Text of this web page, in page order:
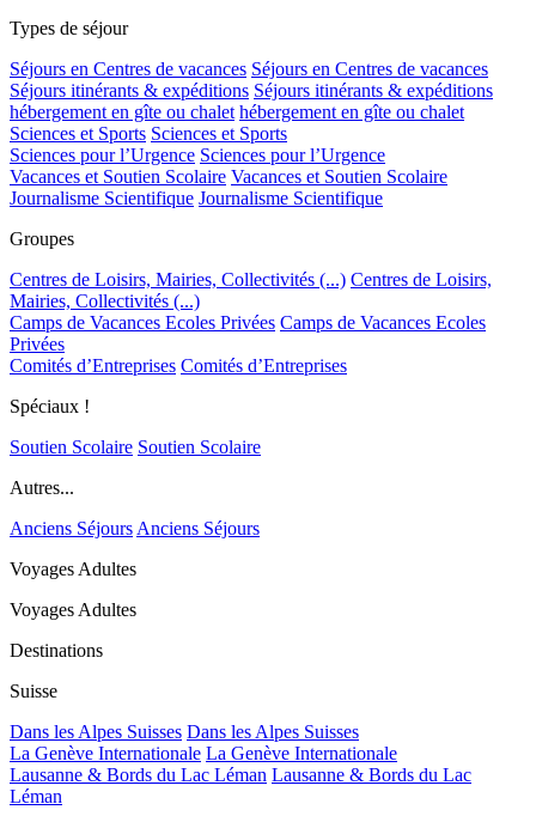
Types de séjour
Séjours en Centres de vacances Séjours en Centres de vacances
Séjours itinérants & expéditions Séjours itinérants & expéditions
hébergement en gîte ou chalet hébergement en gîte ou chalet
Sciences et Sports Sciences et Sports
Sciences pour l’Urgence Sciences pour l’Urgence
Vacances et Soutien Scolaire Vacances et Soutien Scolaire
Journalisme Scientifique Journalisme Scientifique
Groupes
Centres de Loisirs, Mairies, Collectivités (...) Centres de Loisirs,
Mairies, Collectivités (...)
Camps de Vacances Ecoles Privées Camps de Vacances Ecoles
Privées
Comités d’Entreprises Comités d’Entreprises
Spéciaux !
Soutien Scolaire Soutien Scolaire
Autres...
Anciens SéjoursAnciens Séjours
Voyages Adultes
Voyages Adultes
Destinations
Suisse
Dans les Alpes Suisses Dans les Alpes Suisses
La Genève Internationale La Genève Internationale
Lausanne & Bords du Lac Léman Lausanne & Bords du Lac
Léman